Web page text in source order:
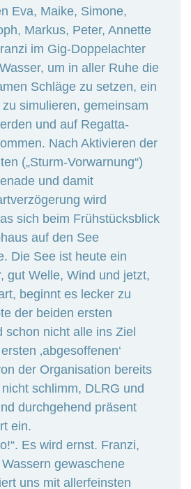
Eva, Maike, Simone,
Markus, Peter, Annette
im Gig-Doppelachter
Wasser, um in aller Ruhe die
Schläge zu setzen, ein
simulieren, gemeinsam
und auf Regatta-
Nach Aktivieren der
(„Sturm-Vorwarnung“)
und damit
wird
sich beim Frühstücksblick
auf den See
Die See ist heute ein
gut Welle, Wind und jetzt,
beginnt es lecker zu
der beiden ersten
schon nicht alle ins Ziel
‚abgesoffenen‘
der Organisation bereits
schlimm, DLRG und
durchgehend präsent
ein.
Es wird ernst. Franzi,
gewaschene
uns mit allerfeinsten